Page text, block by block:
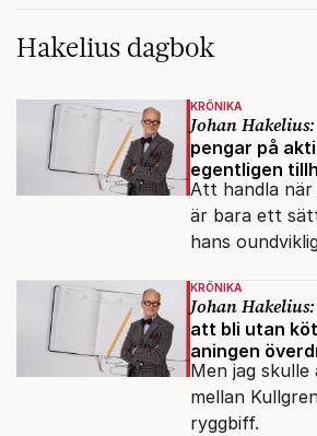
Hakelius dagbok
KRÖNIKA
Johan Hakelius:
pengar på
egentligen
Att handla när
är bara ett
hans
KRÖNIKA
Johan Hakelius:
att bli utan
aningen
Men jag skulle
mellan
ryggbiff.